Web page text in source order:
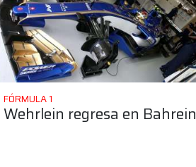
FÓRMULA 1
Wehrlein regresa en Bahrein